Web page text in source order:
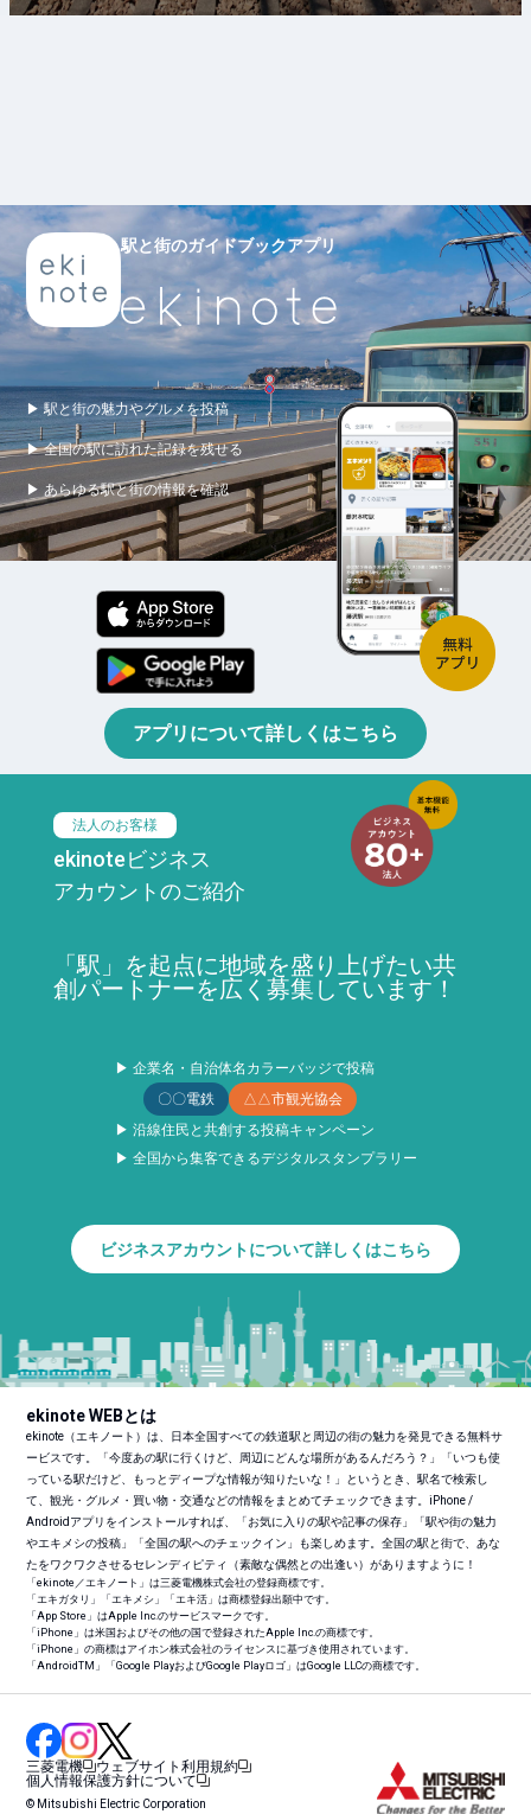
駅と街のガイドブックアプリ
▶ 駅と街の魅力やグルメを投稿
▶ 全国の駅に訪れた記録を残せる
▶ あらゆる駅と街の情報を確認
アプリについて詳しくはこちら
法人のお客様
ekinoteビジネス
アカウントのご紹介
「駅」を起点に地域を盛り上げたい共
創パートナーを広く募集しています！
▶ 企業名・自治体名カラーバッジで投稿
〇〇電鉄
△△市観光協会
▶ 沿線住民と共創する投稿キャンペーン
▶ 全国から集客できるデジタルスタンプラリー
ビジネスアカウントについて詳しくはこちら
ekinote WEBとは
ekinote（エキノート）は、日本全国すべての鉄道駅と周辺の街の魅力を発見できる無料サ
ービスです。「今度あの駅に行くけど、周辺にどんな場所があるんだろう？」「いつも使
っている駅だけど、もっとディープな情報が知りたいな！」というとき、駅名で検索し
て、観光・グルメ・買い物・交通などの情報をまとめてチェックできます。iPhone /
Androidアプリをインストールすれば、「お気に入りの駅や記事の保存」「駅や街の魅力
やエキメシの投稿」「全国の駅へのチェックイン」も楽しめます。全国の駅と街で、あな
たをワクワクさせるセレンディピティ（素敵な偶然との出逢い）がありますように！
「ekinote／エキノート」は三菱電機株式会社の登録商標です。
「エキガタリ」「エキメシ」「エキ活」は商標登録出願中です。
「App Store」はApple Inc.のサービスマークです。
「iPhone」は米国およびその他の国で登録されたApple Inc.の商標です。
「iPhone」の商標はアイホン株式会社のライセンスに基づき使用されています。
「AndroidTM 」「Google PlayおよびGoogle Playロゴ」はGoogle LLCの商標です。
三菱電機
ウェブサイト利用規約
個人情報保護方針について
© Mitsubishi Electric Corporation